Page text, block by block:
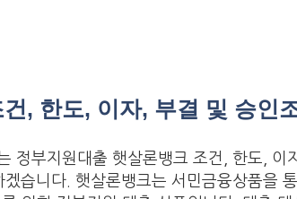
, 한도, 이자, 부결 및 승인
정부지원대출 햇살론뱅크 조건, 한도, 이
겠습니다. 햇살론뱅크는 서민금융상품을